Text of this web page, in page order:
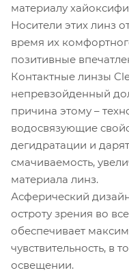
материалу
Носители этих линз
время их
позитивные
Контактные линзы
непревзойденный
причина этому –
водосвязующие
дегидратации и
смачиваемость,
материала линз.
Асферический
остроту зрения во
обеспечивает
чувствительность, в
освещении.